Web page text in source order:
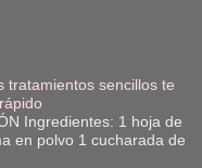
tratamientos sencillos te
Ingredientes: 1 hoja de
en polvo 1 cucharada de